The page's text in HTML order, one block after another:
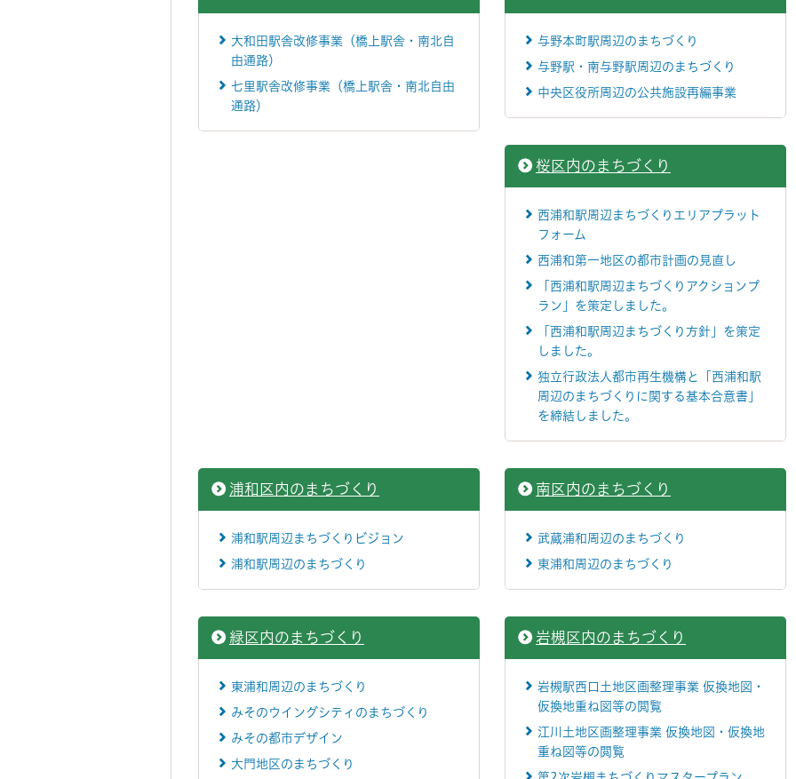
大和田駅舎改修事業（橋上駅舎・南北自
由通路）
七里駅舎改修事業（橋上駅舎・南北自由
通路）
与野本町駅周辺のまちづくり
与野駅・南与野駅周辺のまちづくり
中央区役所周辺の公共施設再編事業
桜区内のまちづくり
西浦和駅周辺まちづくりエリアプラット
フォーム
西浦和第一地区の都市計画の見直し
「西浦和駅周辺まちづくりアクションプ
ラン」を策定しました。
「西浦和駅周辺まちづくり方針」を策定
しました。
独立行政法人都市再生機構と「西浦和駅
周辺のまちづくりに関する基本合意書」
を締結しました。
浦和区内のまちづくり
浦和駅周辺まちづくりビジョン
浦和駅周辺のまちづくり
南区内のまちづくり
武蔵浦和周辺のまちづくり
東浦和周辺のまちづくり
緑区内のまちづくり
東浦和周辺のまちづくり
みそのウイングシティのまちづくり
みその都市デザイン
大門地区のまちづくり
岩槻区内のまちづくり
岩槻駅西口土地区画整理事業 仮換地図・
仮換地重ね図等の閲覧
江川土地区画整理事業 仮換地図・仮換地
重ね図等の閲覧